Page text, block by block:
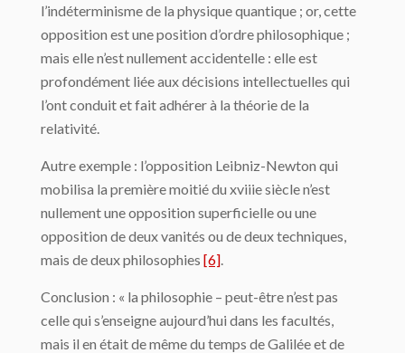
l’indéterminisme de la physique quantique ; or, cette
opposition est une position d’ordre philosophique ;
mais elle n’est nullement accidentelle : elle est
profondément liée aux décisions intellectuelles qui
l’ont conduit et fait adhérer à la théorie de la
relativité.
Autre exemple : l’opposition Leibniz-Newton qui
mobilisa la première moitié du xviiie siècle n’est
nullement une opposition superficielle ou une
opposition de deux vanités ou de deux techniques,
mais de deux philosophies [6]
Conclusion : « la philosophie – peut-être n’est pas
celle qui s’enseigne aujourd’hui dans les facultés,
mais il en était de même du temps de Galilée et de